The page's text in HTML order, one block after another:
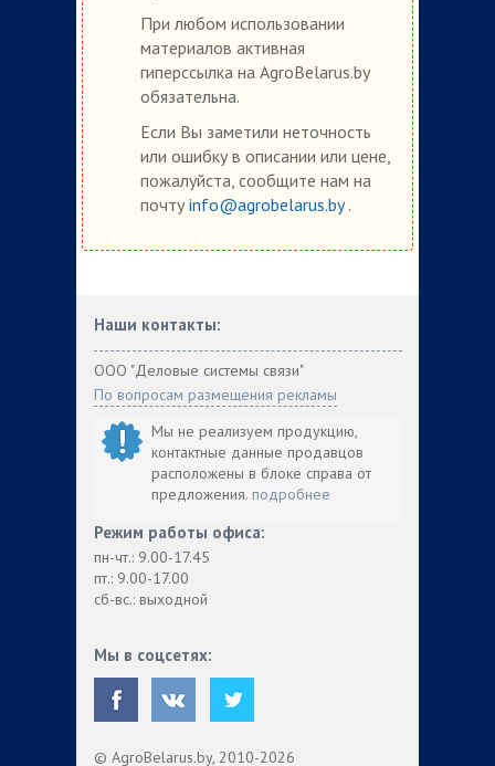
При любом использовании
материалов активная
гиперссылка на AgroBelarus.by
обязательна.
Если Вы заметили неточность
или ошибку в описании или цене,
пожалуйста, сообщите нам на
почту info@agrobelarus.by.
Наши контакты:
ООО "Деловые системы связи"
По вопросам размещения рекламы
Мы не реализуем продукцию,
контактные данные продавцов
расположены в блоке справа от
предложения. подробнее
Режим работы офиса:
пн-чт.: 9.00-17.45
пт.: 9.00-17.00
сб-вс.: выходной
Мы в соцсетях:
© AgroBelarus.by, 2010-2026